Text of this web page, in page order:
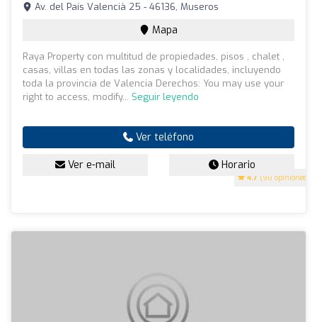
4.7 (90 opiniones)
Av. del País Valencià 25 - 46136, Museros
Mapa
Raya Property con multitud de propiedades, pisos , chalet ,
casas, villas en todas las zonas y localidades, incluyendo
toda la provincia de Valencia Derechos: You may use your
right to access, modify... Seguir leyendo
Ver teléfono
Ver e-mail Horario